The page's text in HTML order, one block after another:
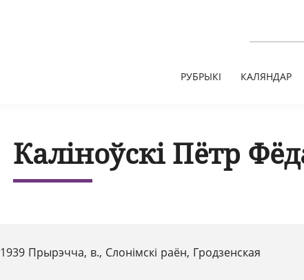
РУБРЫКІ КАЛЯНДАР
Каліноўскі Пётр
1939 Прырэчча, в., Слонімскі раён, Гродзенская